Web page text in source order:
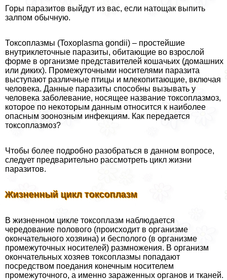
Горы паразитов выйдут из вас, если натощак выпить
залпом обычную.
Токсоплазмы (Toxoplasma gondii) – простейшие
внутриклеточные паразиты, обитающие во взрослой
форме в организме представителей кошачьих (домашних
или диких). Промежуточными носителями паразита
выступают различные птицы и млекопитающие, включая
человека. Данные паразиты способны вызывать у
человека заболевание, носящее название токсоплазмоз,
которое по некоторым данным относится к наиболее
опасным зоонозным инфекциям. Как передается
токсоплазмоз?
Чтобы более подробно разобраться в данном вопросе,
следует предварительно рассмотреть цикл жизни
паразитов.
Жизненный цикл токсоплазм
В жизненном цикле токсоплазм наблюдается
чередование пoлoвoго (происходит в организме
окончательного хозяина) и бесполого (в организме
промежуточных носителей) размножения. В организм
окончательных хозяев токсоплазмы попадают
посредством поедания конечным носителем
промежуточного, а именно зараженных органов и тканей.